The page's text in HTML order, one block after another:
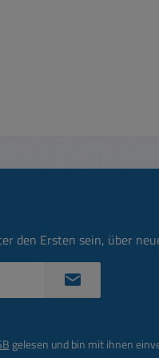
den Ersten sein, über
gelesen und bin mit ihnen